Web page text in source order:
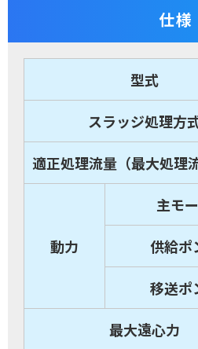
仕様
型式
スラッジ処理方
適正処理流量（最大処理
動力
主モ
供給ポ
移送ポ
最大遠心力